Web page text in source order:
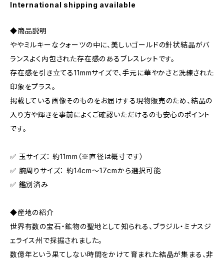
International shipping available
◆商品説明
ややミルキーなクォーツの中に、美しいゴールドの針状結晶がバ
ランスよく内包された存在感のあるブレスレットです。
存在感を引き立てる11mmサイズで、手元に華やかさと洗練された
印象をプラス。
掲載している画像そのものをお届けする現物販売のため、結晶の
入り方や輝きを事前によくご確認いただけるのも安心のポイント
です。
✅ 玉サイズ： 約11mm（※直径は概寸です）
✅ 腕周りサイズ： 約14cm〜17cmから選択可能
✅ 鑑別済み
◆産地の紹介
世界有数の宝石・鉱物の聖地として知られる、ブラジル・ミナスジ
ェライス州で採掘されました。
数億年という果てしない時間をかけて育まれた結晶が集まる、非